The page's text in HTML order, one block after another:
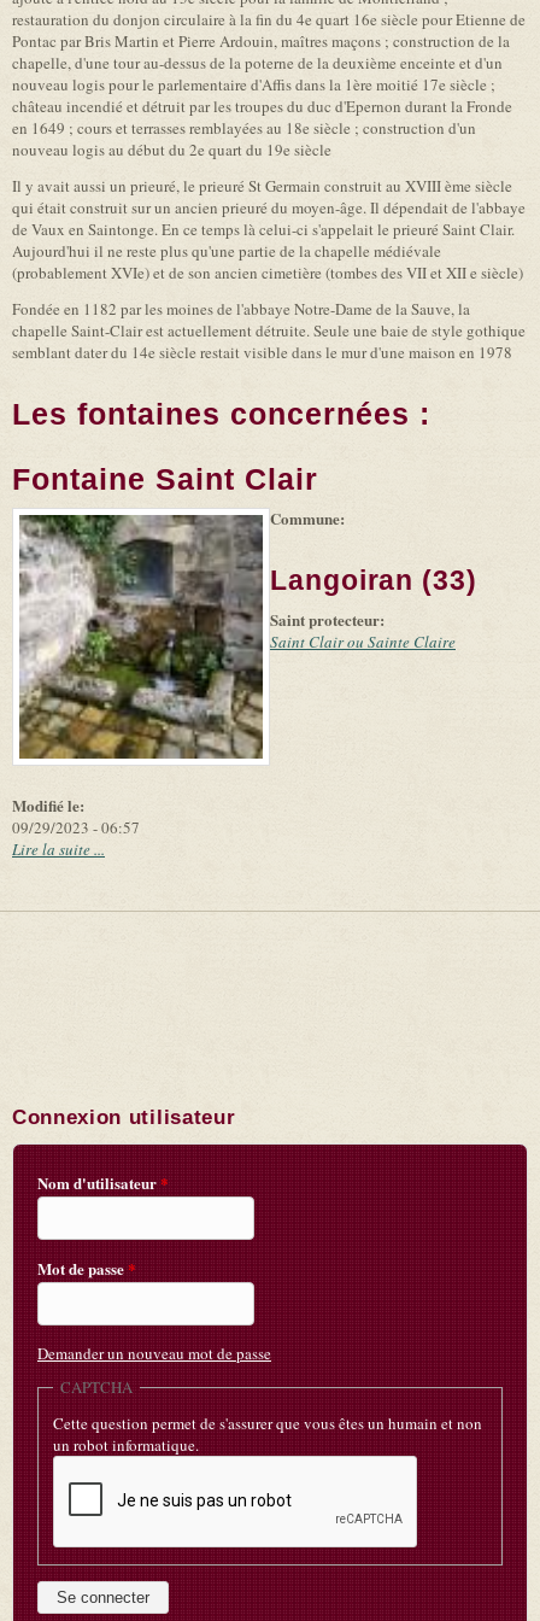
restauration du donjon circulaire à la fin du 4e quart 16e siècle pour Etienne de
Pontac par Bris Martin et Pierre Ardouin, maîtres maçons ; construction de la
chapelle, d'une tour au-dessus de la poterne de la deuxième enceinte et d'un
nouveau logis pour le parlementaire d'Affis dans la 1ère moitié 17e siècle ;
château incendié et détruit par les troupes du duc d'Epernon durant la Fronde
en 1649 ; cours et terrasses remblayées au 18e siècle ; construction d'un
nouveau logis au début du 2e quart du 19e siècle
Il y avait aussi un prieuré, le prieuré St Germain construit au XVIII ème siècle
qui était construit sur un ancien prieuré du moyen-âge. Il dépendait de l'abbaye
de Vaux en Saintonge. En ce temps là celui-ci s'appelait le prieuré Saint Clair.
Aujourd'hui il ne reste plus qu'une partie de la chapelle médiévale
(probablement XVIe) et de son ancien cimetière (tombes des VII et XII e siècle)
Fondée en 1182 par les moines de l'abbaye Notre-Dame de la Sauve, la
chapelle Saint-Clair est actuellement détruite. Seule une baie de style gothique
semblant dater du 14e siècle restait visible dans le mur d'une maison en 1978
Les fontaines concernées :
Fontaine Saint Clair
-
Leaflet (link is
|
Tiles
(link is
external)
©
Microsoft
and
suppliers
Modifié le:
09/29/2023 - 06:57
Commune:
Langoiran (33)
Saint protecteur:
Saint Clair ou Sainte Claire
Lire la suite ...
Connexion utilisateur
Nom d'utilisateur*
Mot de passe*
Demander un nouveau mot de passe
CAPTCHA
Cette question permet de s'assurer que vous êtes un humain et non
un robot informatique.